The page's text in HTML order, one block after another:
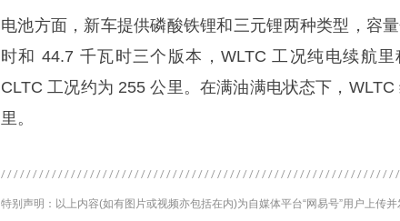
电池方面，新车提供磷酸铁锂和三元锂两种类型，容
时和 44.7 千瓦时三个版本，WLTC 工况纯电续航
CLTC 工况约为 255 公里。在满油满电状态下，
里。
特别声明：以上内容(如有图片或视频亦包括在内)为自媒体平台“网易号”用户上传